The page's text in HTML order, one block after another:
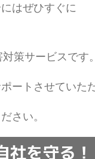
はぜひすぐに
策サービスです。
ートさせていた
さい。